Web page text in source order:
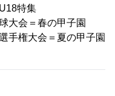
特集
大会＝春の甲子園
手権大会＝夏の甲子園